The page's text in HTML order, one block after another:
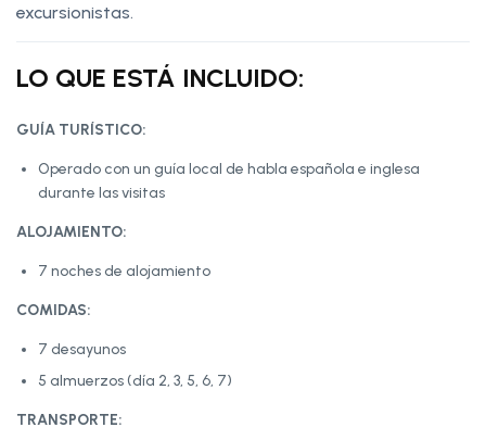
excursionistas.
LO QUE ESTÁ INCLUIDO:
GUÍA TURÍSTICO:
Operado con un guía local de habla española e inglesa
durante las visitas
ALOJAMIENTO:
7 noches de alojamiento
COMIDAS:
7 desayunos
5 almuerzos (día 2, 3, 5, 6, 7)
TRANSPORTE: